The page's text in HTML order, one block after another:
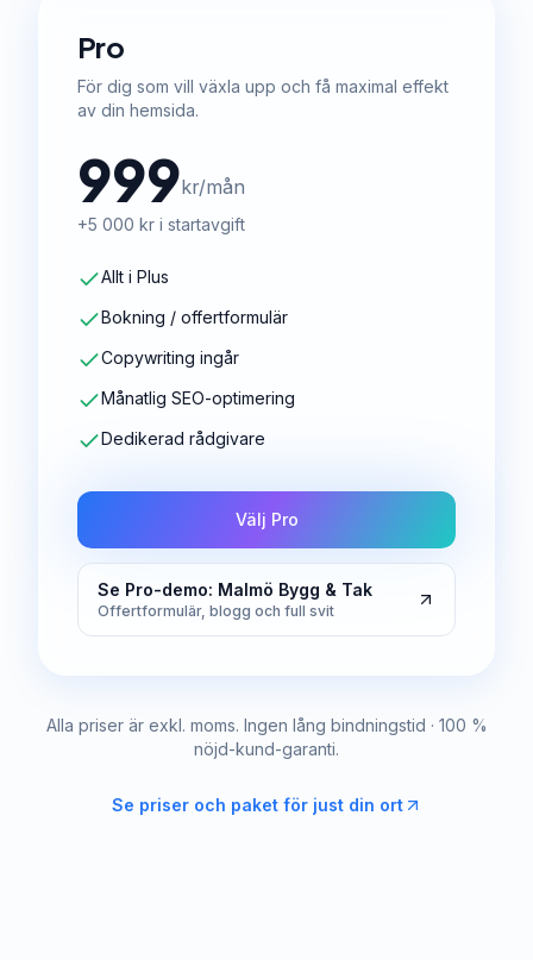
Pro
För dig som vill växla upp och få maximal effekt
av din hemsida.
999kr/mån
+5 000 kr i startavgift
Allt i Plus
Bokning / offertformulär
Copywriting ingår
Månatlig SEO-optimering
Dedikerad rådgivare
Välj Pro
Se Pro-demo: Malmö Bygg & Tak
Offertformulär, blogg och full svit
Alla priser är exkl. moms. Ingen lång bindningstid · 100 %
nöjd-kund-garanti.
Se priser och paket för just din ort